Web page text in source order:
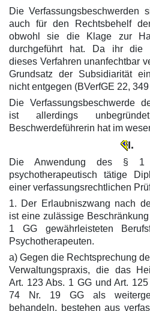
Die Verfassungsbeschwerden
auch für den Rechtsbehelf
obwohl sie die Klage zur
durchgeführt hat. Da ihr die
dieses Verfahren unanfechtbar
Grundsatz der Subsidiarität
nicht entgegen (BVerfGE 22, 349
Die Verfassungsbeschwerde
ist allerdings
Beschwerdeführerin hat im
I.
Die Anwendung des §
psychotherapeutisch tätige
einer verfassungsrechtlichen
1. Der Erlaubniszwang nach
ist eine zulässige
1 GG gewährleisteten
Psychotherapeuten.
a) Gegen die Rechtsprechung
Verwaltungspraxis, die das
Art. 123 Abs. 1 GG und Art.
74 Nr. 19 GG als
behandeln, bestehen aus